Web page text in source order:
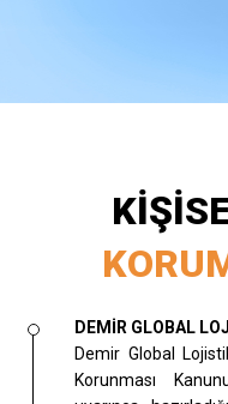
DEMİR GLOBAL
Demir Global
Korunması